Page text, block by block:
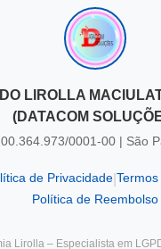
LIROLLA
(DATACOM
0001-00 | São
de Privacidade
Política de Reembolso
Lirolla – Especialista em